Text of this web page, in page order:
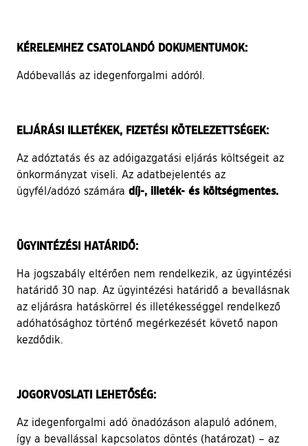
KÉRELEMHEZ CSATOLANDÓ DOKUMENTUMOK:
Adóbevallás az idegenforgalmi adóról.
ELJÁRÁSI ILLETÉKEK, FIZETÉSI KÖTELEZETTSÉGEK:
Az adóztatás és az adóigazgatási eljárás költségeit az
önkormányzat viseli. Az adatbejelentés az
ügyfél/adózó számára díj-, illeték- és költségmentes.
ÜGYINTÉZÉSI HATÁRIDŐ:
Ha jogszabály eltérően nem rendelkezik, az ügyintézési
határidő 30 nap. Az ügyintézési határidő a bevallásnak
az eljárásra hatáskörrel és illetékességgel rendelkező
adóhatósághoz történő megérkezését követő napon
kezdődik.
JOGORVOSLATI LEHETŐSÉG:
Az idegenforgalmi adó önadózáson alapuló adónem,
így a bevallással kapcsolatos döntés (határozat) – az